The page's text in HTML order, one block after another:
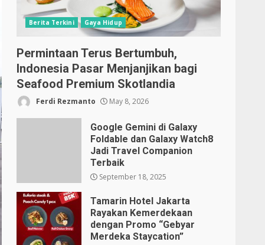
Berita Terkini Gaya Hidup
Permintaan Terus Bertumbuh,
Indonesia Pasar Menjanjikan bagi
Seafood Premium Skotlandia
Ferdi Rezmanto May 8, 2026
Google Gemini di Galaxy
Foldable dan Galaxy Watch8
Jadi Travel Companion
Terbaik
September 18, 2025
Tamarin Hotel Jakarta
Rayakan Kemerdekaan
dengan Promo “Gebyar
Merdeka Staycation”